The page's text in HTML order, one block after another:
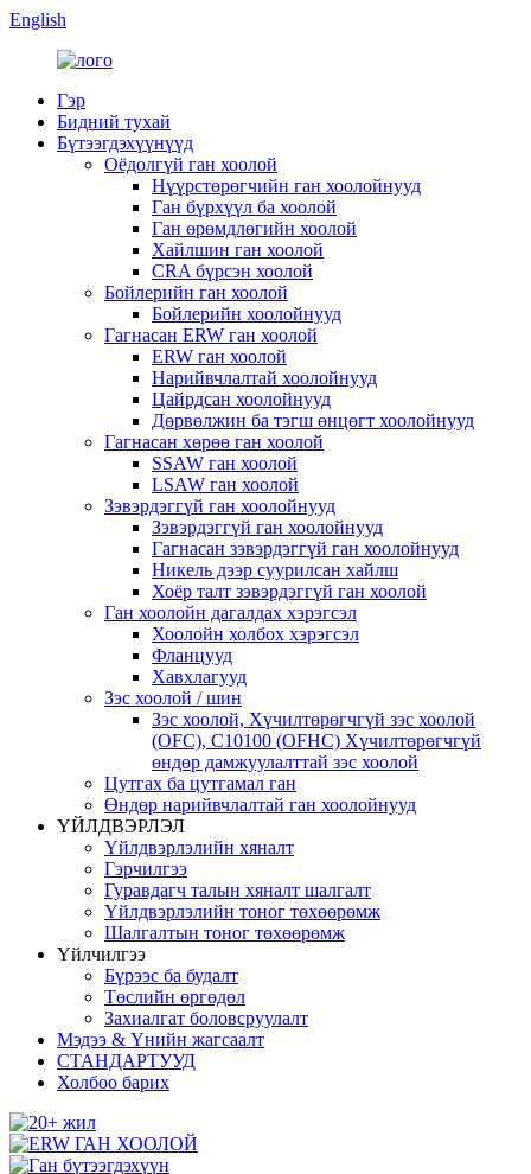
English
Гэр
Бидний тухай
Бүтээгдэхүүнүүд
Оёдолгүй ган хоолой
Нүүрстөрөгчийн ган хоолойнууд
Ган бүрхүүл ба хоолой
Ган өрөмдлөгийн хоолой
Хайлшин ган хоолой
CRA бүрсэн хоолой
Бойлерийн ган хоолой
Бойлерийн хоолойнууд
Гагнасан ERW ган хоолой
ERW ган хоолой
Нарийвчлалтай хоолойнууд
Цайрдсан хоолойнууд
Дөрвөлжин ба тэгш өнцөгт хоолойнууд
Гагнасан хөрөө ган хоолой
SSAW ган хоолой
LSAW ган хоолой
Зэвэрдэггүй ган хоолойнууд
Зэвэрдэггүй ган хоолойнууд
Гагнасан зэвэрдэггүй ган хоолойнууд
Никель дээр суурилсан хайлш
Хоёр талт зэвэрдэггүй ган хоолой
Ган хоолойн дагалдах хэрэгсэл
Хоолойн холбох хэрэгсэл
Фланцууд
Хавхлагууд
Зэс хоолой / шин
Зэс хоолой, Хүчилтөрөгчгүй зэс хоолой
(OFC), C10100 (OFHC) Хүчилтөрөгчгүй
өндөр дамжуулалттай зэс хоолой
Цутгах ба цутгамал ган
Өндөр нарийвчлалтай ган хоолойнууд
ҮЙЛДВЭРЛЭЛ
Үйлдвэрлэлийн хяналт
Гэрчилгээ
Гуравдагч талын хяналт шалгалт
Үйлдвэрлэлийн тоног төхөөрөмж
Шалгалтын тоног төхөөрөмж
Үйлчилгээ
Бүрээс ба будалт
Төслийн өргөдөл
Захиалгат боловсруулалт
Мэдээ & Үнийн жагсаалт
СТАНДАРТУУД
Холбоо барих